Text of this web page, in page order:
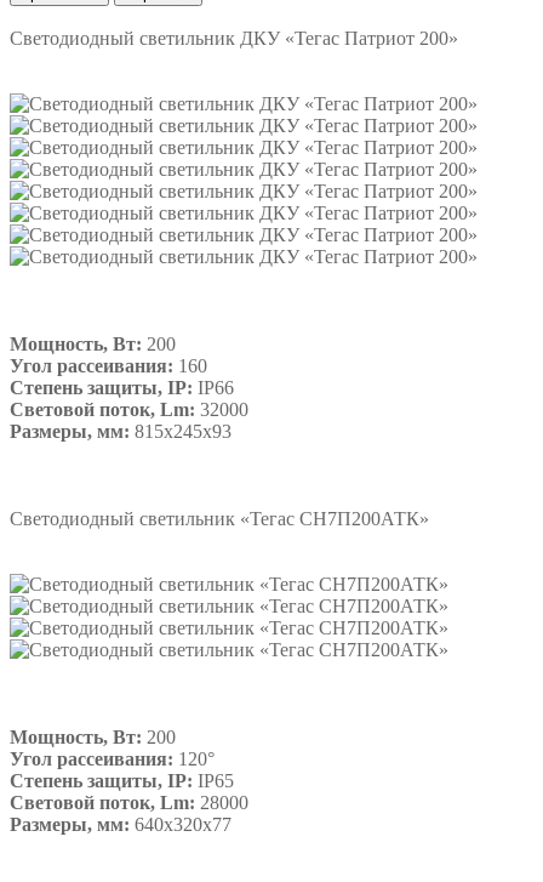
Светодиодный светильник ДКУ «Тегас Патриот 200»
Мощность, Вт: 200
Угол рассеивания: 160
Степень защиты, IP: IP66
Световой поток, Lm: 32000
Размеры, мм: 815х245х93
Светодиодный светильник «Тегас СН7П200АТК»
Мощность, Вт: 200
Угол рассеивания: 120°
Степень защиты, IP: IP65
Световой поток, Lm: 28000
Размеры, мм: 640х320х77